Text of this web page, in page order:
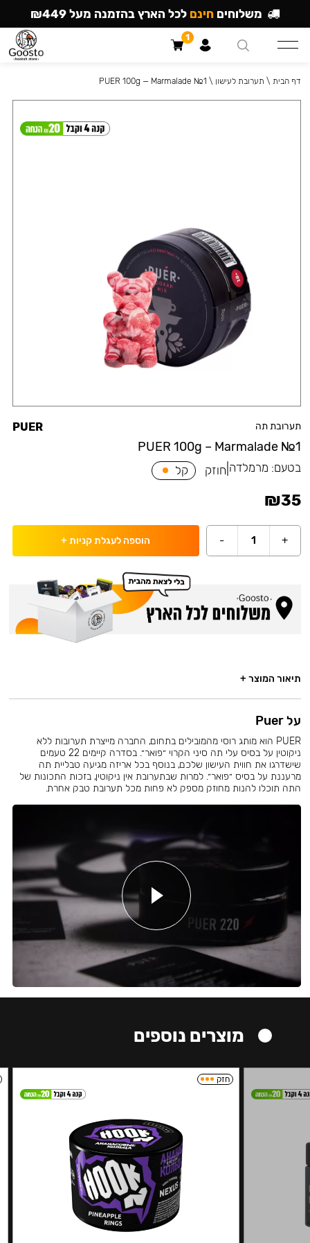
תערובת תה
PUER 100g – Marmalade №1
PUER
בטעם: מרמלדה חוזק קל
₪35
+
1
- הוספה לעגלת קניות +
דף הבית \ תערובת לעישון \
PUER 100g — Marmalade №1
תיאור המוצר +
על Puer
PUER הוא מותג רוסי מהמובילים בתחום, החברה מייצרת תערובות ללא
ניקוטין על בסיס עלי תה סיני הקרוי ״פואר״. בסדרה קיימים 22 טעמים
שישדרגו את חווית העישון שלכם, בנוסף בכל אריזה מגיעה טבליית תה
מרעננת על בסיס ״פואר״. למרות שבתערובת אין ניקוטין, בזכות התכונות של
התה תוכלו להנות מחוזק מספק לא פחות מכל תערובת טבק אחרת.
מוצרים נוספים
חזק
משלוחים חינם לכל הארץ בהזמנה מעל ₪449
1